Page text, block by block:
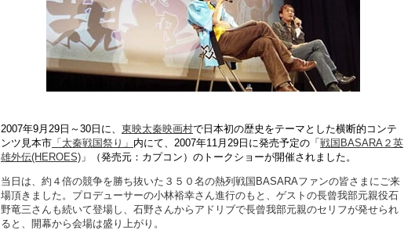
2007年9月29日～30日に、 東映太秦映画村で日本初の歴史をテーマとした横断的コンテ
ンツ見本市 「太秦戦国祭り」 内にて、2007年11月29日に発売予定の「 戦国BASARA２英
雄外伝(HEROES) 」（発売元：カプコン）のトークショーが開催されました。
当日は、約４倍の競争を勝ち抜いた３５０名の熱列戦国BASARAファンの皆さまにご来
場頂きました。プロデューサーの小林裕幸さん進行のもと、ゲストの長曾我部元親役石
野竜三さんも続いて登場し、石野さんからアドリブで長曾我部元親のセリフが発せられ
ると、開幕から会場は盛り上がり。